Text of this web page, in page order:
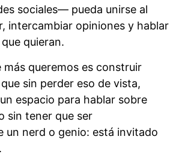
sociales— pueda unirse al
intercambiar opiniones y hablar
quieran.
más queremos es construir
sin perder eso de vista,
espacio para hablar sobre
sin tener que ser
un nerd o genio: está invitado